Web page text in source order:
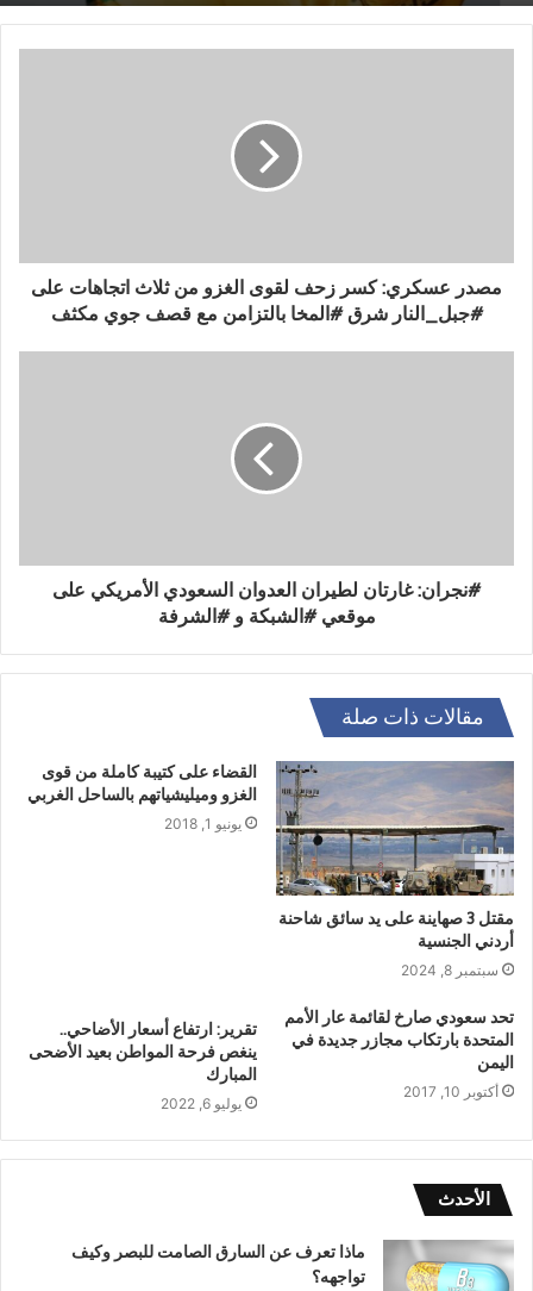
مصدر عسكري: كسر زحف لقوى الغزو من ثلاث اتجاهات على
#جبل_النار شرق #المخا بالتزامن مع قصف جوي مكثف
#نجران: غارتان لطيران العدوان السعودي الأمريكي على
موقعي #الشبكة و #الشرفة
مقالات ذات صلة
مقتل 3 صهاينة على يد سائق شاحنة
أردني الجنسية
سبتمبر 8, 2024
القضاء على كتيبة كاملة من قوى
الغزو وميليشياتهم بالساحل الغربي
يونيو 1, 2018
تحد سعودي صارخ لقائمة عار الأمم
المتحدة بارتكاب مجازر جديدة في
اليمن
أكتوبر 10, 2017
تقرير: ارتفاع أسعار الأضاحي..
ينغص فرحة المواطن بعيد الأضحى
المبارك
يوليو 6, 2022
الأحدث
ماذا تعرف عن السارق الصامت للبصر وكيف
تواجهه؟